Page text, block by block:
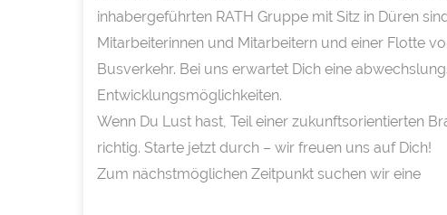
inhabergeführten RATH Gruppe mit Sitz in Düren
Mitarbeiterinnen und Mitarbeitern und einer Flotte
Busverkehr. Bei uns erwartet Dich eine
Entwicklungsmöglichkeiten.
Wenn Du Lust hast, Teil einer zukunftsorientierten
richtig. Starte jetzt durch – wir freuen uns auf Dich!
Zum nächstmöglichen Zeitpunkt suchen wir eine